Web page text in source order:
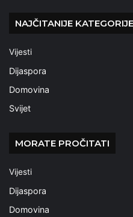
NAJČITANIJE KATEGORIJE
Vijesti
Dijaspora
Domovina
Svijet
MORATE PROČITATI
Vijesti
Dijaspora
Domovina